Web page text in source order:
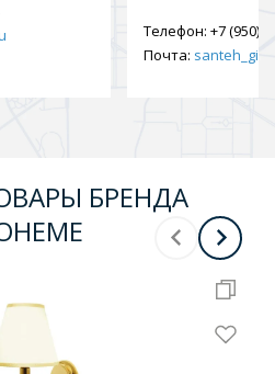
Телефон: +7 (950)
Почта:
БРЕНДА